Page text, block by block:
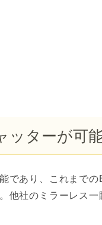
ッターが可
であり、これまで
他社のミラーレス